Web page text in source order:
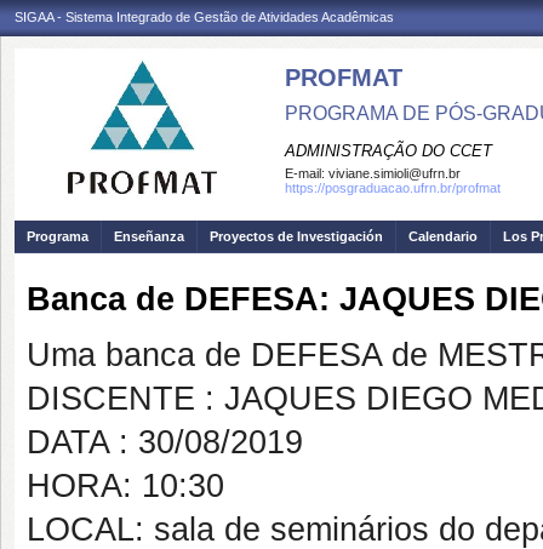
SIGAA - Sistema Integrado de Gestão de Atividades Acadêmicas
PROFMAT
PROGRAMA DE PÓS-
ADMINISTRAÇÃO DO CCET
E-mail: viviane.simioli@ufrn.br
https://posgraduacao.ufrn.br/profmat
Programa Enseñanza Proyectos de Investigación Calendario Los
Banca de DEFESA: JAQUES
Uma banca de DEFESA de
DISCENTE : JAQUES DIEGO
DATA : 30/08/2019
HORA: 10:30
LOCAL: sala de seminários do